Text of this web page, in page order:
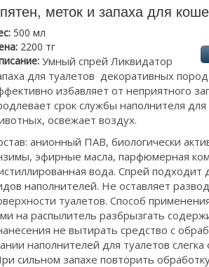
меток и запаха для
500 мл
2200 тг
Умный спрей Ликвидатор
для туалетов декоративных
избавляет от неприятного
срок службы наполнителя для
освежает воздух.
анионный ПАВ, биологически
эфирные масла, парфюмерная
вода. Спрей подходит
наполнителей. Не оставляет
туалетов. Способ
на распылитель разбрызгать
не вытирать средство с
наполнителей для туалетов слегка
сильном запахе повторить